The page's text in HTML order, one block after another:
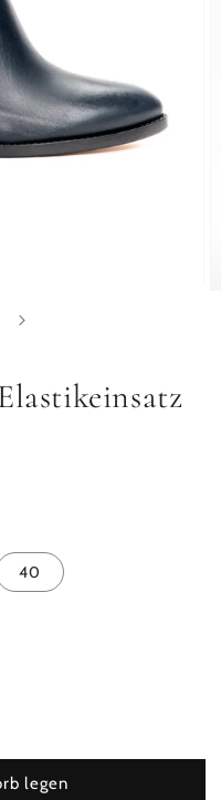
40
für Stiefelette aus mit
Menge für Stiefelette
legen